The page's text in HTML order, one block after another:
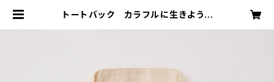
トートバック カラフルに生きよう |